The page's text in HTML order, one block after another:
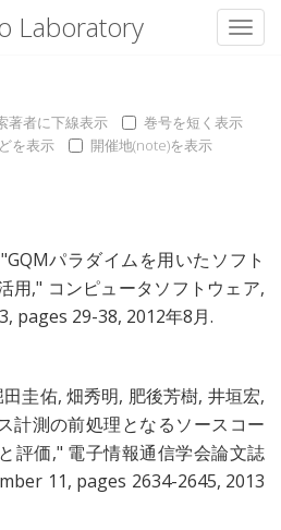
Laboratory
著者に下線表示
巻号を短く表示
を表示
開催地(note)を表示
GQMパラダイムを用いたソフト
用," コンピュータソフトウェア,
pages 29-38, 2012年8月.
田圭佑, 畑秀明, 肥後芳樹, 井垣宏,
計測の前処理となるソースコー
評価," 電子情報通信学会論文誌
11, pages 2634-2645, 2013